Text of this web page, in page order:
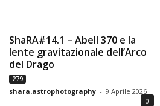
ShaRA#14.1 – Abell 370 e la
lente gravitazionale dell’Arco
del Drago
279
shara.astrophotography - 9 Aprile 2026
0